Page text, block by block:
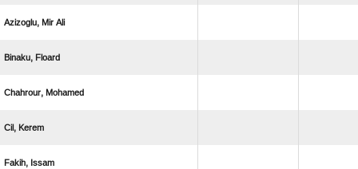
  
 
 
 
 